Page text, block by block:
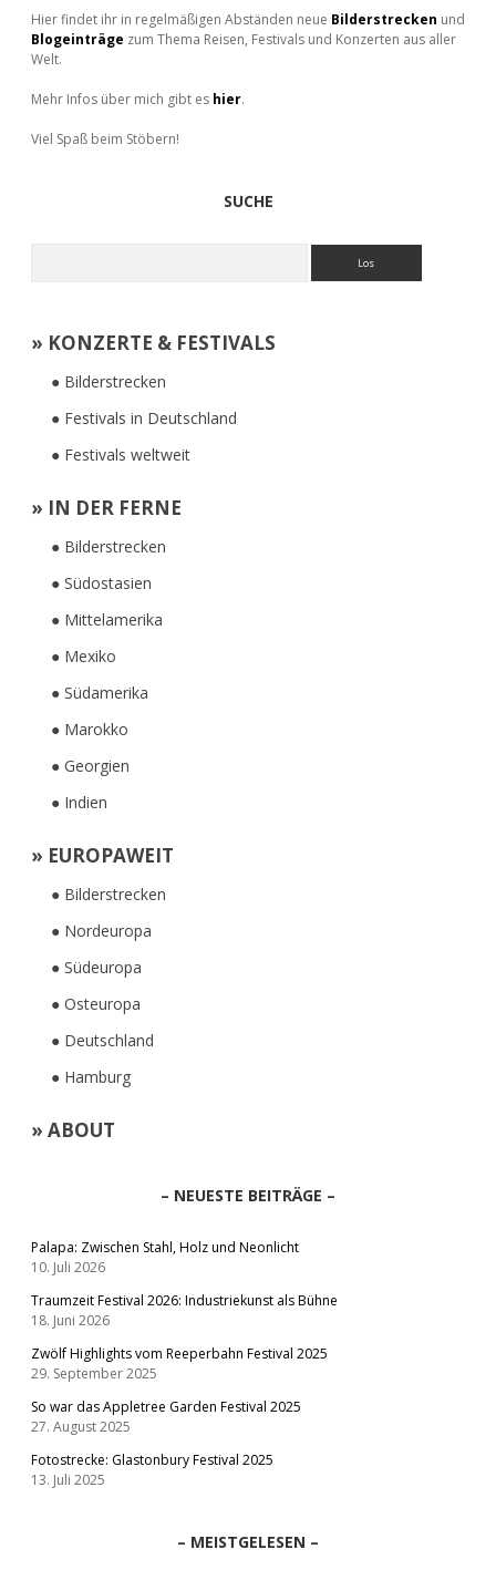
Hier findet ihr in regelmäßigen Abständen neue Bilderstrecken und
Blogeinträge zum Thema Reisen, Festivals und Konzerten aus aller
Welt.
Mehr Infos über mich gibt es hier.
Viel Spaß beim Stöbern!
SUCHE
» KONZERTE & FESTIVALS
● Bilderstrecken
● Festivals in Deutschland
● Festivals weltweit
» IN DER FERNE
● Bilderstrecken
● Südostasien
● Mittelamerika
● Mexiko
● Südamerika
● Marokko
● Georgien
● Indien
» EUROPAWEIT
● Bilderstrecken
● Nordeuropa
● Südeuropa
● Osteuropa
● Deutschland
● Hamburg
» ABOUT
– NEUESTE BEITRÄGE –
Palapa: Zwischen Stahl, Holz und Neonlicht
10. Juli 2026
Traumzeit Festival 2026: Industriekunst als Bühne
18. Juni 2026
Zwölf Highlights vom Reeperbahn Festival 2025
29. September 2025
So war das Appletree Garden Festival 2025
27. August 2025
Fotostrecke: Glastonbury Festival 2025
13. Juli 2025
– MEISTGELESEN –